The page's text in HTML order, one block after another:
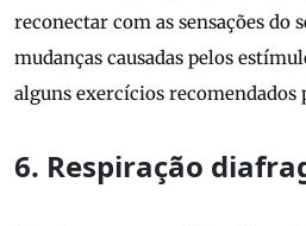
reconectar com as sensações do
mudanças causadas pelos
alguns exercícios recomendados
6. Respiração